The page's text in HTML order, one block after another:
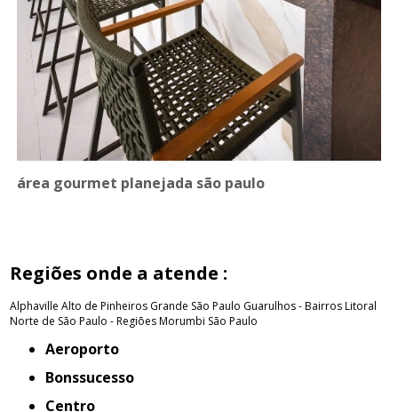
área gourmet planejada são paulo
Regiões onde a atende :
Alphaville Alto de Pinheiros Grande São Paulo Guarulhos - BairrosLitoral
Norte de São Paulo - RegiõesMorumbi São Paulo
Aeroporto
Bonssucesso
Centro